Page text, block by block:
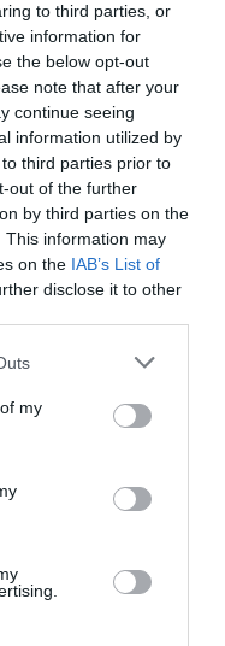
to third parties, or
information for
the below opt-out
note that after your
continue seeing
information utilized by
third parties prior to
out of the further
by third parties on the
This information may
on the IAB’s List of
disclose it to other
one or more Google
You may click to
third-party tags to
in below Google
my
Are Known to